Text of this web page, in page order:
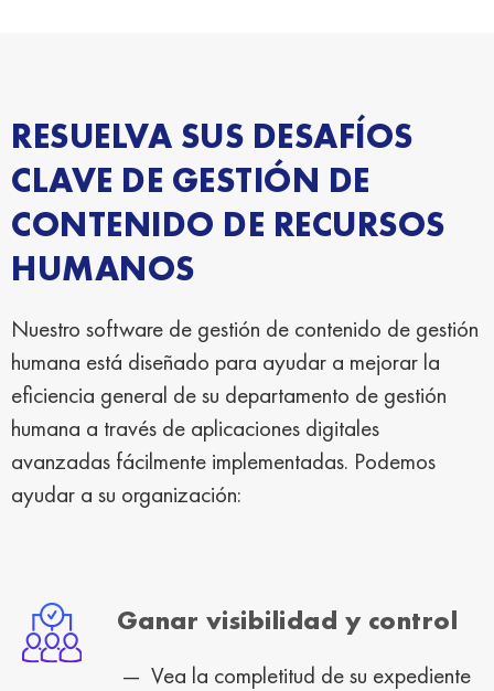
RESUELVA SUS DESAFÍOS
CLAVE DE GESTIÓN DE
CONTENIDO DE RECURSOS
HUMANOS
Nuestro software de gestión de contenido de gestión
humana está diseñado para ayudar a mejorar la
eficiencia general de su departamento de gestión
humana a través de aplicaciones digitales
avanzadas fácilmente implementadas. Podemos
ayudar a su organización:
Ganar visibilidad y control
Vea la completitud de su expediente